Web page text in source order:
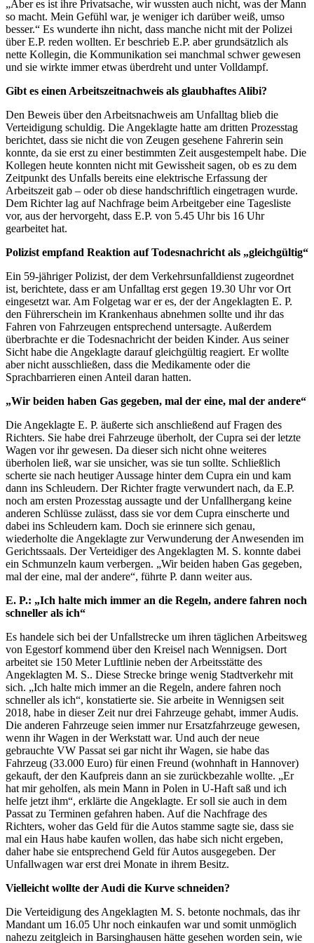
„Aber es ist ihre Privatsache, wir wussten auch nicht, was der Mann
so macht. Mein Gefühl war, je weniger ich darüber weiß, umso
besser.“ Es wunderte ihn nicht, dass manche nicht mit der Polizei
über E.P. reden wollten. Er beschrieb E.P. aber grundsätzlich als
nette Kollegin, die Kommunikation sei manchmal schwer gewesen
und sie wirkte immer etwas überdreht und unter Volldampf.
Gibt es einen Arbeitszeitnachweis als glaubhaftes Alibi?
Den Beweis über den Arbeitsnachweis am Unfalltag blieb die
Verteidigung schuldig. Die Angeklagte hatte am dritten Prozesstag
berichtet, dass sie nicht die von Zeugen gesehene Fahrerin sein
konnte, da sie erst zu einer bestimmten Zeit ausgestempelt habe. Die
Kollegen heute konnten nicht mit Gewissheit sagen, ob es zu dem
Zeitpunkt des Unfalls bereits eine elektrische Erfassung der
Arbeitszeit gab – oder ob diese handschriftlich eingetragen wurde.
Dem Richter lag auf Nachfrage beim Arbeitgeber eine Tagesliste
vor, aus der hervorgeht, dass E.P. von 5.45 Uhr bis 16 Uhr
gearbeitet hat.
Polizist empfand Reaktion auf Todesnachricht als „gleichgültig“
Ein 59-jähriger Polizist, der dem Verkehrsunfalldienst zugeordnet
ist, berichtete, dass er am Unfalltag erst gegen 19.30 Uhr vor Ort
eingesetzt war. Am Folgetag war er es, der der Angeklagten E. P.
den Führerschein im Krankenhaus abnehmen sollte und ihr das
Fahren von Fahrzeugen entsprechend untersagte. Außerdem
überbrachte er die Todesnachricht der beiden Kinder. Aus seiner
Sicht habe die Angeklagte darauf gleichgültig reagiert. Er wollte
aber nicht ausschließen, dass die Medikamente oder die
Sprachbarrieren einen Anteil daran hatten.
„Wir beiden haben Gas gegeben, mal der eine, mal der andere“
Die Angeklagte E. P. äußerte sich anschließend auf Fragen des
Richters. Sie habe drei Fahrzeuge überholt, der Cupra sei der letzte
Wagen vor ihr gewesen. Da dieser sich nicht ohne weiteres
überholen ließ, war sie unsicher, was sie tun sollte. Schließlich
scherte sie nach heutiger Aussage hinter dem Cupra ein und kam
dann ins Schleudern. Der Richter fragte verwundert nach, da E.P.
noch am ersten Prozesstag aussagte und der Unfallhergang keine
anderen Schlüsse zulässt, dass sie vor dem Cupra einscherte und
dabei ins Schleudern kam. Doch sie erinnere sich genau,
wiederholte die Angeklagte zur Verwunderung der Anwesenden im
Gerichtssaals. Der Verteidiger des Angeklagten M. S. konnte dabei
ein Schmunzeln kaum verbergen. „Wir beiden haben Gas gegeben,
mal der eine, mal der andere“, führte P. dann weiter aus.
E. P.: „Ich halte mich immer an die Regeln, andere fahren noch
schneller als ich“
Es handele sich bei der Unfallstrecke um ihren täglichen Arbeitsweg
von Egestorf kommend über den Kreisel nach Wennigsen. Dort
arbeitet sie 150 Meter Luftlinie neben der Arbeitsstätte des
Angeklagten M. S.. Diese Strecke bringe wenig Stadtverkehr mit
sich. „Ich halte mich immer an die Regeln, andere fahren noch
schneller als ich“, konstatierte sie. Sie arbeite in Wennigsen seit
2018, habe in dieser Zeit nur drei Fahrzeuge gehabt, immer Audis.
Die anderen Fahrzeuge seien immer nur Ersatzfahrzeuge gewesen,
wenn ihr Wagen in der Werkstatt war. Und auch der neue
gebrauchte VW Passat sei gar nicht ihr Wagen, sie habe das
Fahrzeug (33.000 Euro) für einen Freund (wohnhaft in Hannover)
gekauft, der den Kaufpreis dann an sie zurückbezahle wollte. „Er
hat mir geholfen, als mein Mann in Polen in U-Haft saß und ich
helfe jetzt ihm“, erklärte die Angeklagte. Er soll sie auch in dem
Passat zu Terminen gefahren haben. Auf die Nachfrage des
Richters, woher das Geld für die Autos stamme sagte sie, dass sie
mal ein Haus habe kaufen wollen, das habe sich nicht ergeben,
daher habe sie entsprechend Geld für Autos ausgegeben. Der
Unfallwagen war erst drei Monate in ihrem Besitz.
Vielleicht wollte der Audi die Kurve schneiden?
Die Verteidigung des Angeklagten M. S. betonte nochmals, das ihr
Mandant um 16.05 Uhr noch einkaufen war und somit unmöglich
nahezu zeitgleich in Barsinghausen hätte gesehen worden sein, wie